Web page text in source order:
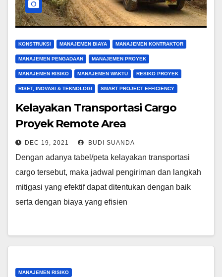
KONSTRUKSI MANAJEMEN BIAYA MANAJEMEN KONTRAKTOR
MANAJEMEN PENGADAAN MANAJEMEN PROYEK
MANAJEMEN RISIKO MANAJEMEN WAKTU RESIKO PROYEK
RISET, INOVASI & TEKNOLOGI SMART PROJECT EFFICIENCY
Kelayakan Transportasi Cargo
Proyek Remote Area
DEC 19, 2021 BUDI SUANDA
Dengan adanya tabel/peta kelayakan transportasi
cargo tersebut, maka jadwal pengiriman dan langkah
mitigasi yang efektif dapat ditentukan dengan baik
serta dengan biaya yang efisien
MANAJEMEN RISIKO